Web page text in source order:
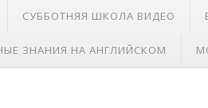
СУББОТНЯЯ ШКОЛА ВИДЕО
ЗНАНИЯ НА АНГЛИЙСКОМ